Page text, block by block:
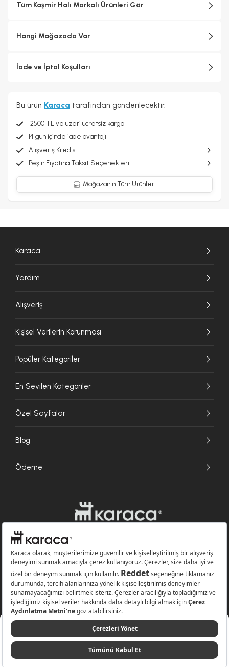
1.139,70 TL Sepete Ekle
Tüm Kaşmir Halı Markalı Ürünleri Gör
Hangi Mağazada Var
İade ve İptal Koşulları
Bu ürün Karaca tarafından gönderilecektir.
2500 TL ve üzeri ücretsiz kargo
14 gün içinde iade avantajı
Alışveriş Kredisi
Peşin Fiyatına Taksit Seçenekleri
Mağazanın Tüm Ürünleri
Karaca
Yardım
Alışveriş
Kişisel Verilerin Korunması
Popüler Kategoriler
En Sevilen Kategoriler
Özel Sayfalar
Blog
Ödeme
Websitesinde kullanılan bazı görseller yapay zekâ (AI) ile üretilmiştir.
Karaca.com © 2026 - Karaca Züccaciye A.Ş. Tüm hakları saklıdır.